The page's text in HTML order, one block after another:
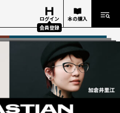
ログイン
会員登録
本の購入